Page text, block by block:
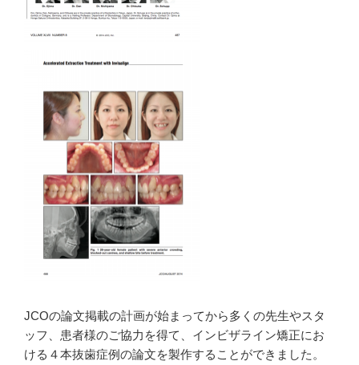
JCOの論文掲載の計画が始まってから多くの先生やスタ
ッフ、患者様のご協力を得て、インビザライン矯正にお
ける４本抜歯症例の論文を製作することができました。